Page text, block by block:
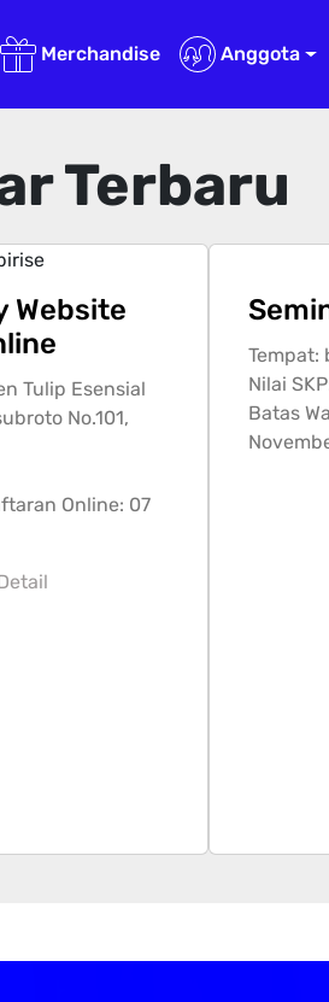
Merchandise Anggota
Terbaru
Website
Tulip Esensial
No.101,
Online: 07
Tempat:
Nilai
Batas